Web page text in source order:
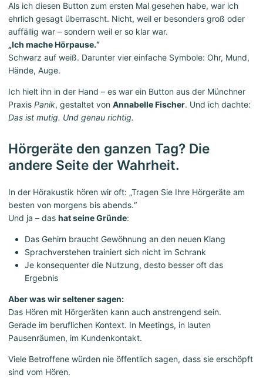
Als ich diesen Button zum ersten Mal gesehen habe, war ich
ehrlich gesagt überrascht. Nicht, weil er besonders groß oder
auffällig war – sondern weil er so klar war.
„Ich mache Hörpause.“
Schwarz auf weiß. Darunter vier einfache Symbole: Ohr, Mund,
Hände, Auge.
Ich hielt ihn in der Hand – es war ein Button aus der Münchner
Praxis Panik, gestaltet von Annabelle Fischer. Und ich dachte:
Das ist mutig. Und genau richtig.
Hörgeräte den ganzen Tag? Die
andere Seite der Wahrheit.
In der Hörakustik hören wir oft: „Tragen Sie Ihre Hörgeräte am
besten von morgens bis abends.“
Und ja – das hat seine Gründe:
Das Gehirn braucht Gewöhnung an den neuen Klang
Sprachverstehen trainiert sich nicht im Schrank
Je konsequenter die Nutzung, desto besser oft das
Ergebnis
Aber was wir seltener sagen:
Das Hören mit Hörgeräten kann auch anstrengend sein.
Gerade im beruflichen Kontext. In Meetings, in lauten
Pausenräumen, im Kundenkontakt.
Viele Betroffene würden nie öffentlich sagen, dass sie erschöpft
sind vom Hören.